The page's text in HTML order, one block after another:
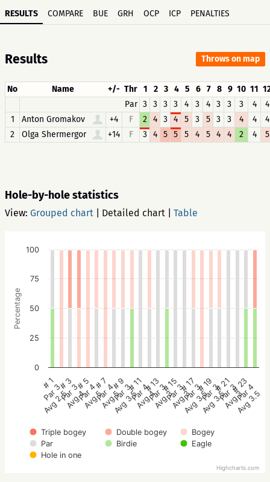
RESULTS COMPARE BUE GRH OCP ICP PENALTIES
Results Throws on map
No Name +/- Thr 1 2 3 4 5 6 7 8 9 10 11
Par 3 3 3 3 4 3 4 3 3 3 4
4
1
Anton Gromakov +4 F 2 4 3 4 5 3 5 3 3 4 4
4
2
Olga Shermergor +14 F 3 4 5 5 5 4 5 4 4 2 4 5
Hole-by-hole statistics
View: Grouped chart Detailed chart Table
Percentage
Triple bogey Double bogey
Bogey
Par
Birdie
Eagle
Hole in one
# 1
Par 3
Avg 2.5
# 3
Par 3
Avg 4
# 5
Par 4
Avg 5
# 7
Par 4
Avg 5
# 9
Par 3
Avg 3.5
# 11
Par 4
Avg 4
# 13
Par 3
Avg 3
# 15
Par 3
Avg 3
# 17
Par 3
Avg 3.5
# 19
Par 3
Avg 3.5
# 21
Par 3
Avg 3
# 23
Par 4
Avg 3.5
0
25
50
75
100
Highcharts.com